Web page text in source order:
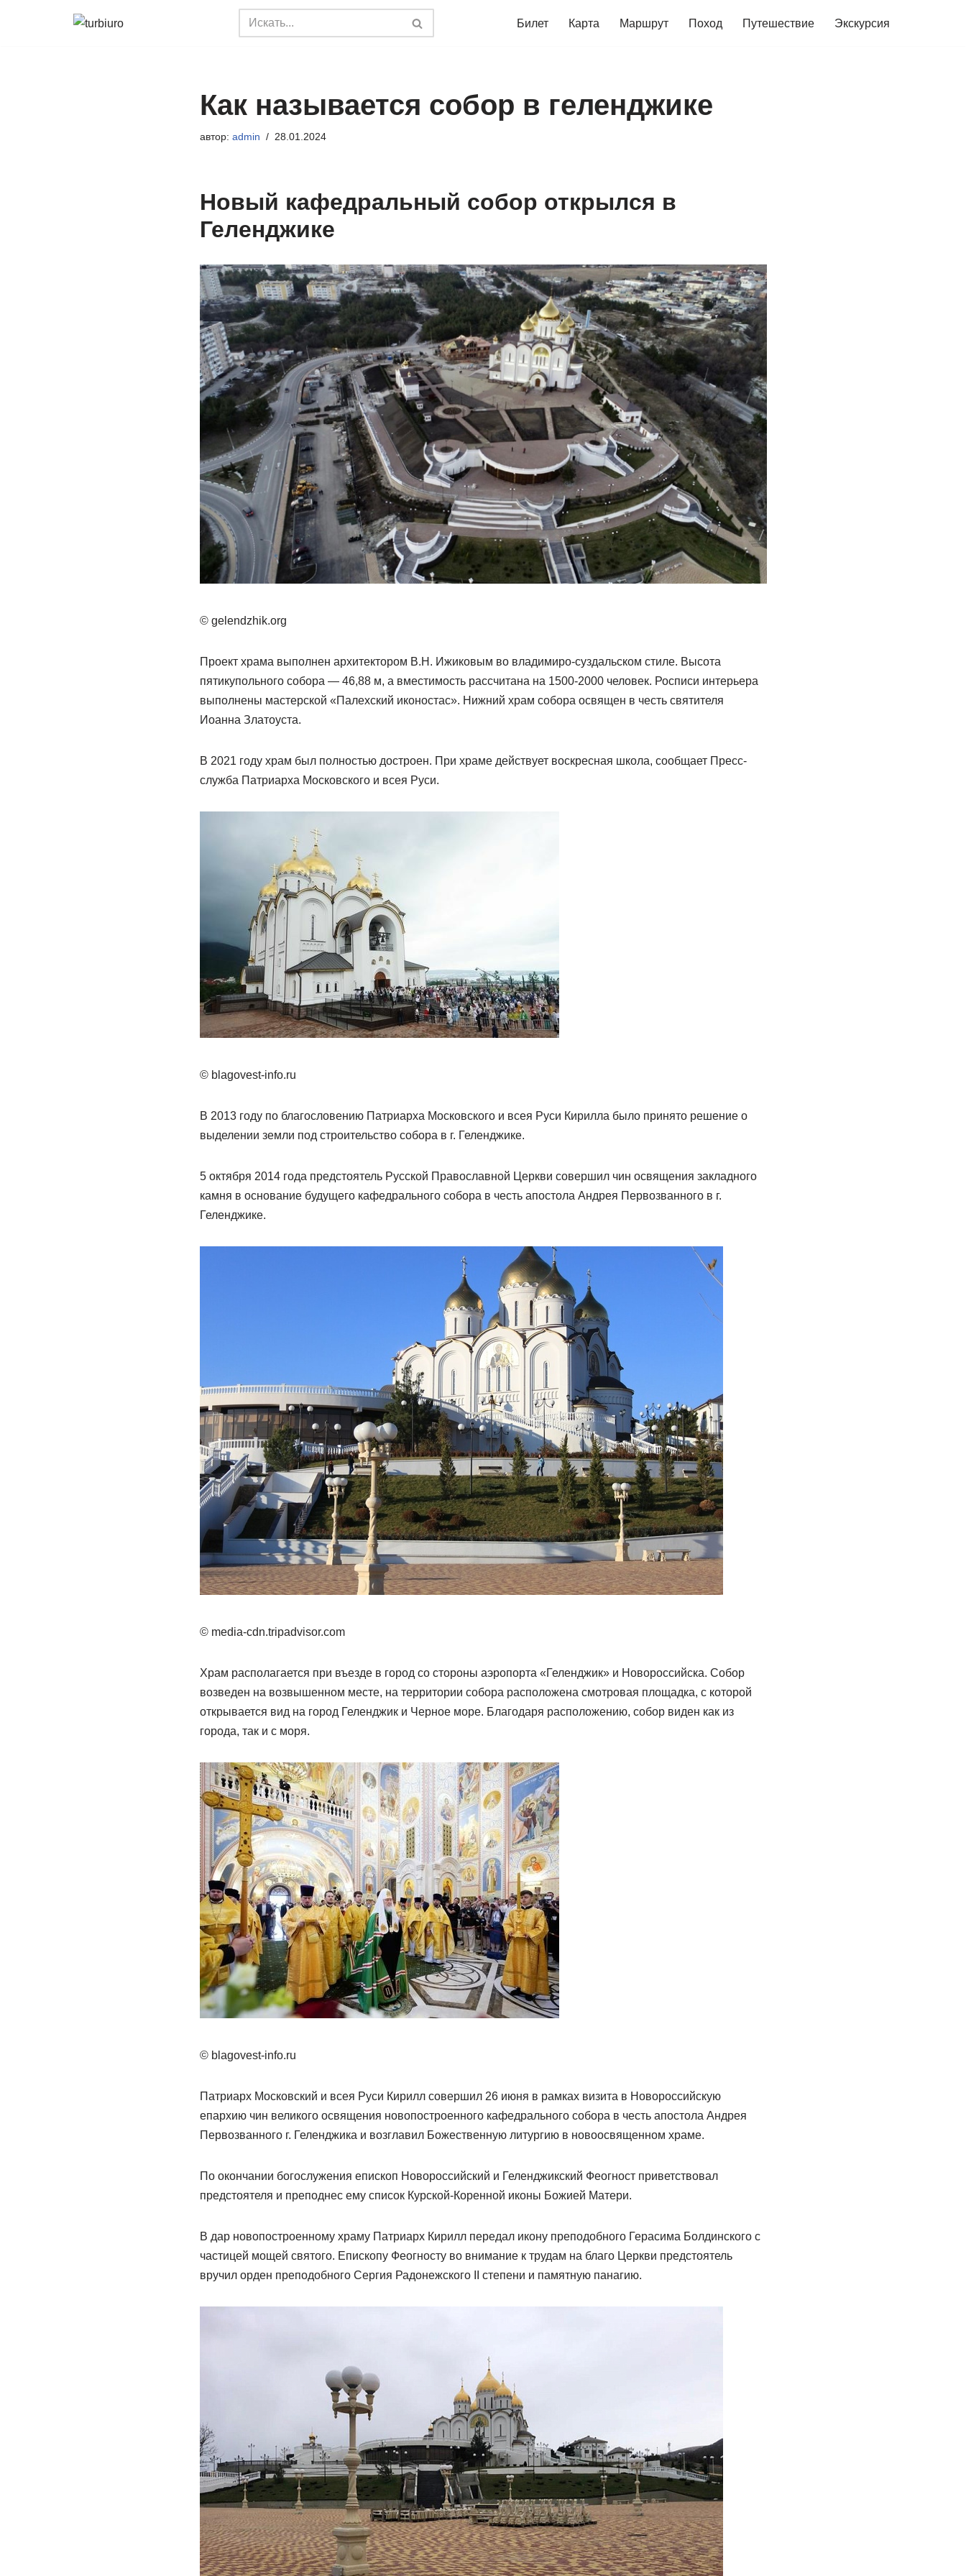
Билет Карта Маршрут Поход Путешествие Экскурсия
Как называется собор в геленджике
автор: admin 28.01.2024
Новый кафедральный собор открылся в
Геленджике
© gelendzhik.org
Проект храма выполнен архитектором В.Н. Ижиковым во владимиро-суздальском стиле. Высота
пятикупольного собора — 46,88 м, а вместимость рассчитана на 1500-2000 человек. Росписи интерьера
выполнены мастерской «Палехский иконостас». Нижний храм собора освящен в честь святителя
Иоанна Златоуста.
В 2021 году храм был полностью достроен. При храме действует воскресная школа, сообщает Пресс-
служба Патриарха Московского и всея Руси.
© blagovest-info.ru
В 2013 году по благословению Патриарха Московского и всея Руси Кирилла было принято решение о
выделении земли под строительство собора в г. Геленджике.
5 октября 2014 года предстоятель Русской Православной Церкви совершил чин освящения закладного
камня в основание будущего кафедрального собора в честь апостола Андрея Первозванного в г.
Геленджике.
© media-cdn.tripadvisor.com
Храм располагается при въезде в город со стороны аэропорта «Геленджик» и Новороссийска. Собор
возведен на возвышенном месте, на территории собора расположена смотровая площадка, с которой
открывается вид на город Геленджик и Черное море. Благодаря расположению, собор виден как из
города, так и с моря.
© blagovest-info.ru
Патриарх Московский и всея Руси Кирилл совершил 26 июня в рамках визита в Новороссийскую
епархию чин великого освящения новопостроенного кафедрального собора в честь апостола Андрея
Первозванного г. Геленджика и возглавил Божественную литургию в новоосвященном храме.
По окончании богослужения епископ Новороссийский и Геленджикский Феогност приветствовал
предстоятеля и преподнес ему список Курской-Коренной иконы Божией Матери.
В дар новопостроенному храму Патриарх Кирилл передал икону преподобного Герасима Болдинского с
частицей мощей святого. Епископу Феогносту во внимание к трудам на благо Церкви предстоятель
вручил орден преподобного Сергия Радонежского II степени и памятную панагию.